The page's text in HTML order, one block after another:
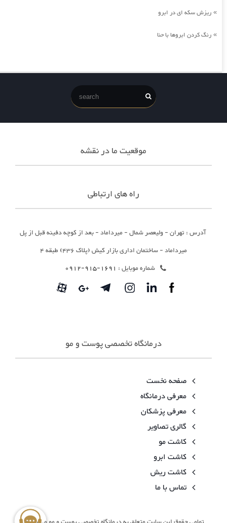
» ریزش سکه ای در ابرو
» رنگ کردن ابروها با حنا
موقعیت ما در نقشه
راه های ارتباطی
آدرس : تهران - ولیعصر شمال - میرداماد - بعد از کوچه دفینه قبل از پل
میرداماد - ساختمان اداری بازار کیش (پلاک 436) طبقه 4
شماره موبایل : 1691-915-0912
درمانگاه تخصصی پوست و مو
صفحه نخست
معرفی درمانگاه
معرفی پزشکان
گالری تصاویر
کاشت مو
کاشت ابرو
کاشت ریش
تماس با ما